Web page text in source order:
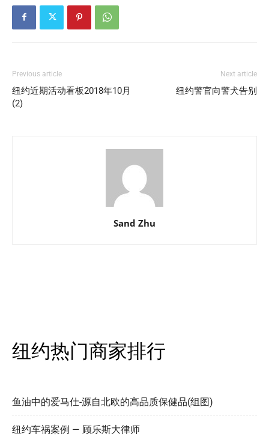
Previous article
纽约近期活动看板2018年10月
(2)
Next article
纽约警官向警犬告别
Sand Zhu
纽约热门商家排行
鱼油中的爱马仕-源自北欧的高品质保健品(组图)
纽约车祸案例 — 顾乐斯大律师